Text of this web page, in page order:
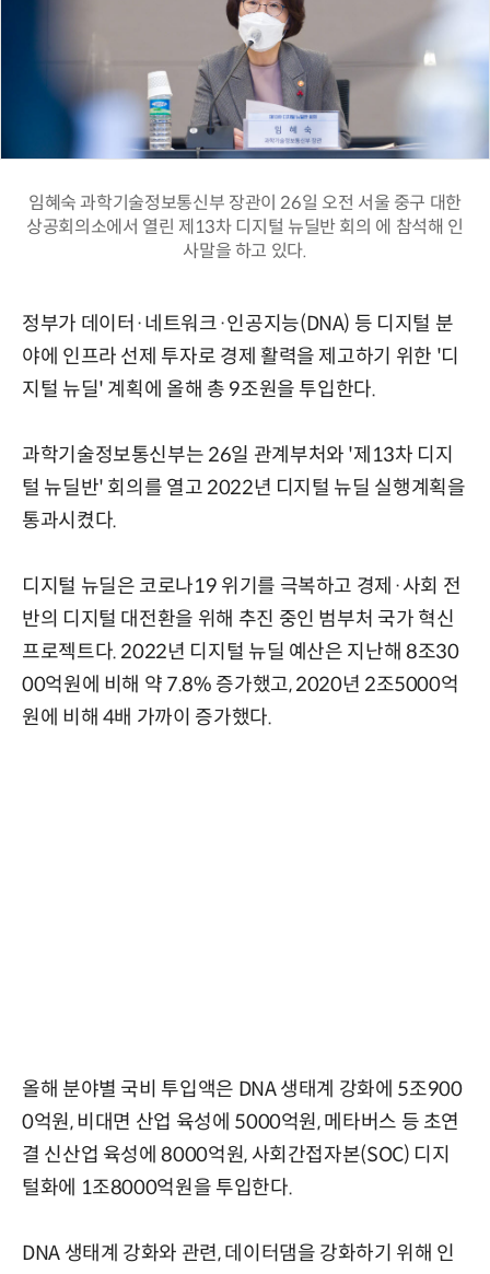
임혜숙 과학기술정보통신부 장관이 26일 오전 서울 중구 대한
상공회의소에서 열린 제13차 디지털 뉴딜반 회의 에 참석해 인
사말을 하고 있다.
정부가 데이터·네트워크·인공지능(DNA) 등 디지털 분
야에 인프라 선제 투자로 경제 활력을 제고하기 위한 '디
지털 뉴딜' 계획에 올해 총 9조원을 투입한다.
과학기술정보통신부는 26일 관계부처와 '제13차 디지
털 뉴딜반' 회의를 열고 2022년 디지털 뉴딜 실행계획을
통과시켰다.
디지털 뉴딜은 코로나19 위기를 극복하고 경제·사회 전
반의 디지털 대전환을 위해 추진 중인 범부처 국가 혁신
프로젝트다. 2022년 디지털 뉴딜 예산은 지난해 8조30
00억원에 비해 약 7.8% 증가했고, 2020년 2조5000억
원에 비해 4배 가까이 증가했다.
올해 분야별 국비 투입액은 DNA 생태계 강화에 5조900
0억원, 비대면 산업 육성에 5000억원, 메타버스 등 초연
결 신산업 육성에 8000억원, 사회간접자본(SOC) 디지
털화에 1조8000억원을 투입한다.
DNA 생태계 강화와 관련, 데이터댐을 강화하기 위해 인